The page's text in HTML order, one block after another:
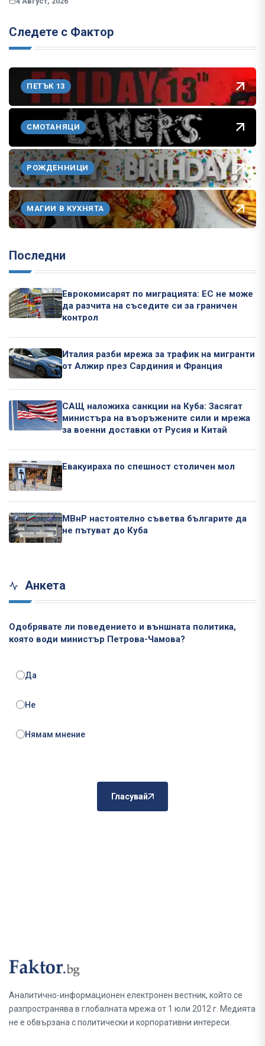
Следете с Фактор
ПЕТЪК 13
СМОТАНЯЦИ
РОЖДЕННИЦИ
МАГИИ В КУХНЯТА
Последни
Еврокомисарят по миграцията: ЕС не може
да разчита на съседите си за граничен
контрол
Италия разби мрежа за трафик на мигранти
от Алжир през Сардиния и Франция
САЩ наложиха санкции на Куба: Засягат
министъра на въоръжените сили и мрежа
за военни доставки от Русия и Китай
Евакуираха по спешност столичен мол
МВнР настоятелно съветва българите да
не пътуват до Куба
Анкета
Одобрявате ли поведението и външната политика,
която води министър Петрова-Чамова?
Да
Не
Нямам мнение
Гласувай
Аналитично-информационен електронен вестник, който се
разпространява в глобалната мрежа от 1 юли 2012 г. Медията
не е обвързана с политически и корпоративни интереси.